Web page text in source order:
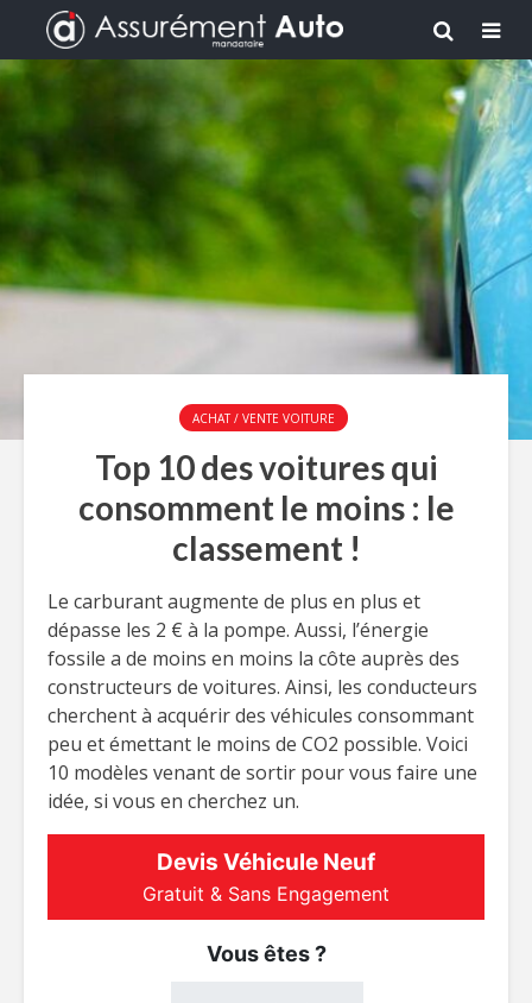
ACHAT / VENTE VOITURE
Top 10 des voitures qui
consomment le moins : le
classement !
Le carburant augmente de plus en plus et
dépasse les 2 € à la pompe. Aussi, l’énergie
fossile a de moins en moins la côte auprès des
constructeurs de voitures. Ainsi, les conducteurs
cherchent à acquérir des véhicules consommant
peu et émettant le moins de CO2 possible. Voici
10 modèles venant de sortir pour vous faire une
idée, si vous en cherchez un.